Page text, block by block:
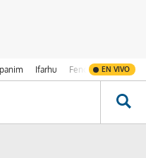
Ifarhu Fenómeno de El
EN VIVO